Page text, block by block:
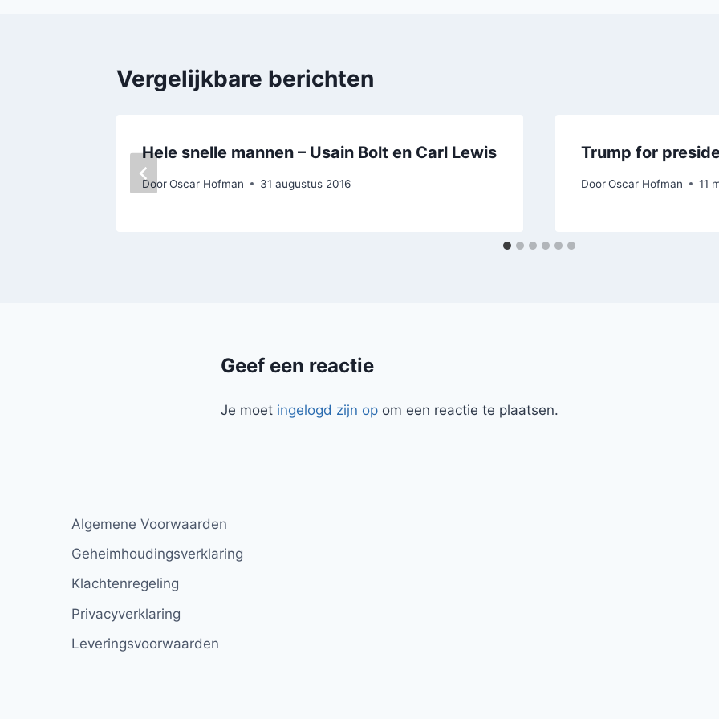
Vergelijkbare berichten
Hele snelle mannen – Usain Bolt en Carl Lewis
DoorOscar Hofman 31 augustus 2016
Trump for
DoorOscar Hofman 11
Geef een reactie
Je moet ingelogd zijn op om een reactie te plaatsen.
Algemene Voorwaarden
Geheimhoudingsverklaring
Klachtenregeling
Privacyverklaring
Leveringsvoorwaarden